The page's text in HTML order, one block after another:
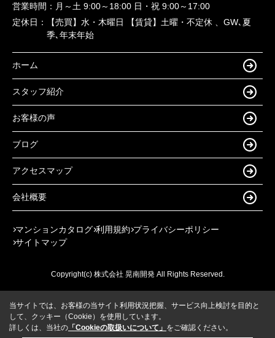
営業時間： 月～土 9:00～18:00 日・祝 9:00～17:00
定休日：
【売買】水・木曜日 【賃貸】土曜・不定休 、GW､夏
季､年末年始
ホーム
スタッフ紹介
お客様の声
ブログ
アクセスマップ
会社概要
マンションカタログ 利用規約 プライバシーポリシー
サイトマップ
Copyright(c) 株式会社 晃南開発 All Rights Reserved.
当サイトでは、お客様の当サイト利用状況把握、サービス向上検討を目的と
して、クッキー（Cookie）を使用しています。
詳しくは、当社の 「Cookieの取扱いについて」 をご確認ください。